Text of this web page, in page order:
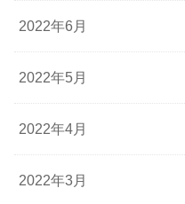
2022年6月
2022年5月
2022年4月
2022年3月